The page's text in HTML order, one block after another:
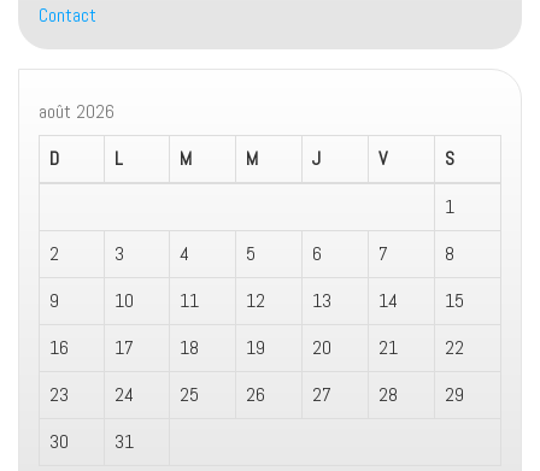
Contact
août 2026
D
L M M J V
S
1
2
3 4 5 6 7
8
9
10 11 12 13 14
15
16
17 18 19 20 21
22
23
24 25 26 27 28
29
30
31